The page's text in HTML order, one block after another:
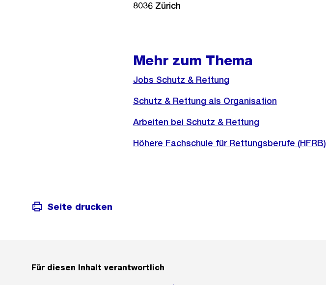
8036 Zürich
Mehr zum Thema
Jobs Schutz & Rettung
Schutz & Rettung als Organisation
Arbeiten bei Schutz & Rettung
Höhere Fachschule für Rettungsberufe (HFRB)
Seite drucken
Für diesen Inhalt verantwortlich